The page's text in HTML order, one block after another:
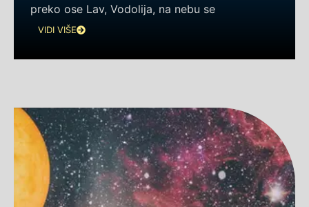
preko ose Lav, Vodolija, na nebu se
VIDI VIŠE